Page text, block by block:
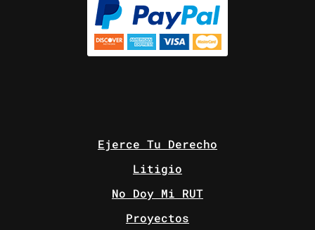
Ejerce Tu Derecho
Litigio
No Doy Mi RUT
Proyectos